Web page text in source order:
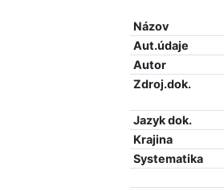
Názov
Aut.údaje
Autor
Zdroj.dok.
Jazyk dok.
Krajina
Systematika